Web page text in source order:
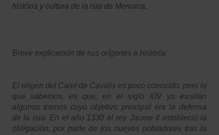
história y cultura de la isla de Menorca.
Breve explicación de sus orígenes e história:
El origen del Camí de Cavalls es poco conocido, pero lo
que sabemos, es que, en el siglo XIV ya existían
algunos tramos cuyo objetivo principal era la defensa
de la isla. En el año 1330 el rey Jaume II estableció la
obligación, por parte de los nuevos pobladores tras la